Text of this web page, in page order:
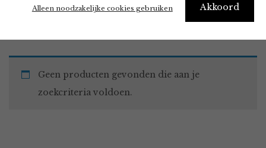
Akkoord
Alleen noodzakelijke cookies gebruiken
Home Winkel Accessoires Must Haves
Geen producten gevonden die aan je
zoekcriteria voldoen.